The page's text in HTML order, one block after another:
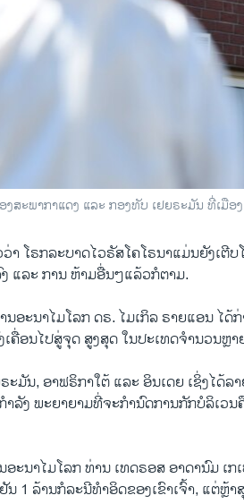
ະພາກາແດງ ແລະ ກອງທັບ ເຢຍຣະມັນ ທີ່ເມືອ
າ ໂຣກລະບາດໄວຣັສໂຄໂຣນາແມ່ນຍັງເຕີ
ແລະ ການ ຫ້າມອື່ນໆແລ້ວກໍຕາມ.
ະນາໄມໂລກ ດຣ. ໄມເກິລ ຣາຍແອນ ໄດ້
ຄື່ອນໄປສູ່ຈຸດ ສູງສຸດ ໃນປະເທດຈຳນວນຫຼາ
ະມັນ, ອາຟຣິກາໃຕ້ ແລະ ອິນເດຍ ເຊິ່ງໄດ້
ລັງ ພະຍາຍາມທີ່ຈະກຳນົດການກັກບໍລິເວ
ະນາໄມໂລກ ທ່ານ ເທດຣອສ ອາດານົມ ເກ
1 ລ້ານກໍລະນີທຳອິດຂອງເຂົາເຈົ້າ, ແຕ່ຫຼ້າ